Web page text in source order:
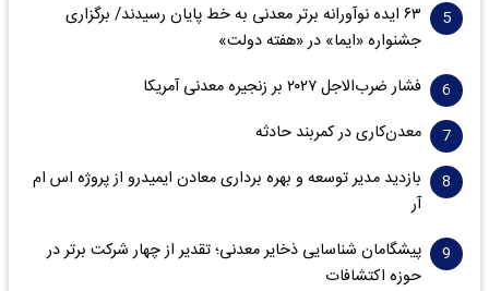
۶۳ ایده نوآورانه برتر معدنی به خط پایان رسیدند/ برگزاری
جشنواره «ایما» در «هفته دولت»
فشار ضرب‌الاجل ۲۰۲۷ بر زنجیره معدنی آمریکا
معدن‌کاری در کمربند حادثه
بازدید مدیر توسعه و بهره برداری معادن ایمیدرو از پروژه اس ام
آر
پیشگامان شناسایی ذخایر معدنی؛ تقدیر از چهار شرکت برتر در
حوزه اکتشافات‌